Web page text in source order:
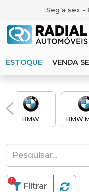
Seg a sex -
ESTOQUE VENDA
BMW BMW
Filtrar
1